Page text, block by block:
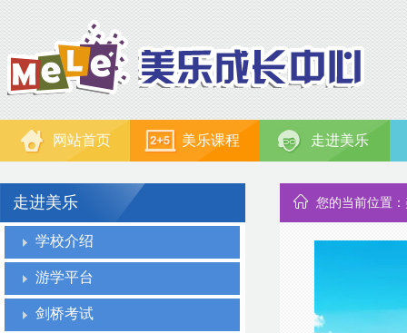
网站首页 美乐课程 走进美乐
走进美乐
学校介绍
游学平台
剑桥考试
您的当前位置：